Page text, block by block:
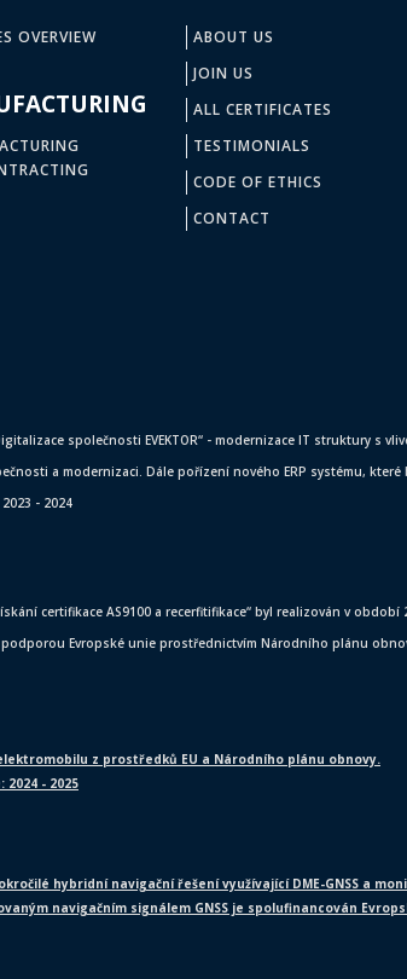
OVERVIEW
ABOUT US
JOIN US
ALL CERTIFICATES
TESTIMONIALS
CODE OF ETHICS
CONTACT
společnosti EVEKTOR“ - modernizace IT struktury s
a modernizaci. Dále pořízení nového ERP systému,
- 2024
certifikace AS9100 a recerfitifikace“ byl realizován v období
Evropské unie prostřednictvím Národního plánu
z prostředků EU a Národního plánu obnovy.
2024 - 2025
hybridní navigační řešení využívající DME-GNSS a
navigačním signálem GNSS je spolufinancován